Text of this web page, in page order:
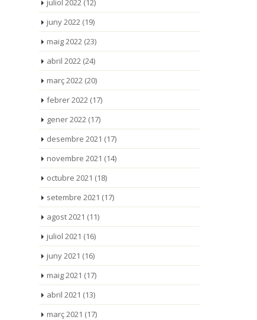
juliol 2022(12)
juny 2022(19)
maig 2022(23)
abril 2022(24)
març 2022(20)
febrer 2022(17)
gener 2022(17)
desembre 2021 (17)
novembre 2021 (14)
octubre 2021 (18)
setembre 2021 (17)
agost 2021 (11)
juliol 2021 (16)
juny 2021 (16)
maig 2021 (17)
abril 2021 (13)
març 2021 (17)